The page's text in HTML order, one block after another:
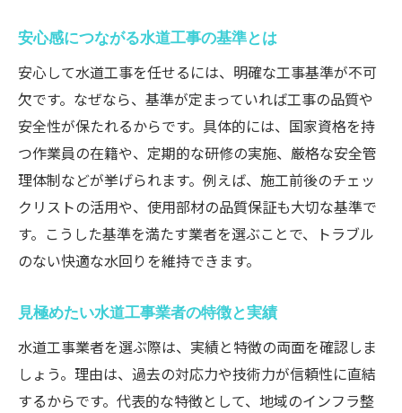
安心感につながる水道工事の基準とは
安心して水道工事を任せるには、明確な工事基準が不可
欠です。なぜなら、基準が定まっていれば工事の品質や
安全性が保たれるからです。具体的には、国家資格を持
つ作業員の在籍や、定期的な研修の実施、厳格な安全管
理体制などが挙げられます。例えば、施工前後のチェッ
クリストの活用や、使用部材の品質保証も大切な基準で
す。こうした基準を満たす業者を選ぶことで、トラブル
のない快適な水回りを維持できます。
見極めたい水道工事業者の特徴と実績
水道工事業者を選ぶ際は、実績と特徴の両面を確認しま
しょう。理由は、過去の対応力や技術力が信頼性に直結
するからです。代表的な特徴として、地域のインフラ整